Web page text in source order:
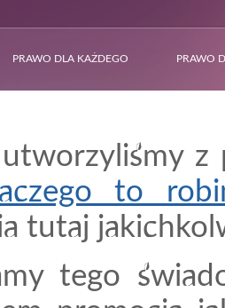
PRAWO DLA KAŻDEGO PRAWO
to
tutaj
tego